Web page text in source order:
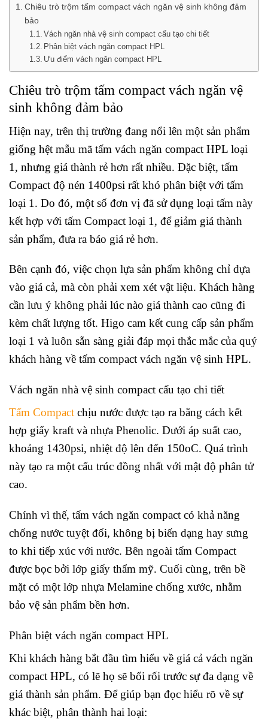
Chiêu trò trộm tấm compact vách ngăn vệ sinh không đảm
bảo
Vách ngăn nhà vệ sinh compact cấu tạo chi tiết
Phân biệt vách ngăn compact HPL
Ưu điểm vách ngăn compact HPL
Chiêu trò trộm tấm compact vách ngăn vệ
sinh không đảm bảo
Hiện nay, trên thị trường đang nổi lên một sản phẩm
giống hệt mẫu mã tấm vách ngăn compact HPL loại
1, nhưng giá thành rẻ hơn rất nhiều. Đặc biệt, tấm
Compact độ nén 1400psi rất khó phân biệt với tấm
loại 1. Do đó, một số đơn vị đã sử dụng loại tấm này
kết hợp với tấm Compact loại 1, để giảm giá thành
sản phẩm, đưa ra báo giá rẻ hơn.
Bên cạnh đó, việc chọn lựa sản phẩm không chỉ dựa
vào giá cả, mà còn phải xem xét vật liệu. Khách hàng
cần lưu ý không phải lúc nào giá thành cao cũng đi
kèm chất lượng tốt. Higo cam kết cung cấp sản phẩm
loại 1 và luôn sẵn sàng giải đáp mọi thắc mắc của quý
khách hàng về tấm compact vách ngăn vệ sinh HPL.
Vách ngăn nhà vệ sinh compact cấu tạo chi tiết
Tấm Compact chịu nước được tạo ra bằng cách kết
hợp giấy kraft và nhựa Phenolic. Dưới áp suất cao,
khoảng 1430psi, nhiệt độ lên đến 150oC. Quá trình
này tạo ra một cấu trúc đồng nhất với mật độ phân tử
cao.
Chính vì thế, tấm vách ngăn compact có khả năng
chống nước tuyệt đối, không bị biến dạng hay sưng
to khi tiếp xúc với nước. Bên ngoài tấm Compact
được bọc bởi lớp giấy thẩm mỹ. Cuối cùng, trên bề
mặt có một lớp nhựa Melamine chống xước, nhằm
bảo vệ sản phẩm bền hơn.
Phân biệt vách ngăn compact HPL
Khi khách hàng bắt đầu tìm hiểu về giá cả vách ngăn
compact HPL, có lẽ họ sẽ bối rối trước sự đa dạng về
giá thành sản phẩm. Để giúp bạn đọc hiểu rõ về sự
khác biệt, phân thành hai loại: